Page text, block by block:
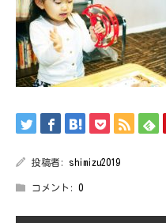
投稿者: shimizu2019
コメント: 0